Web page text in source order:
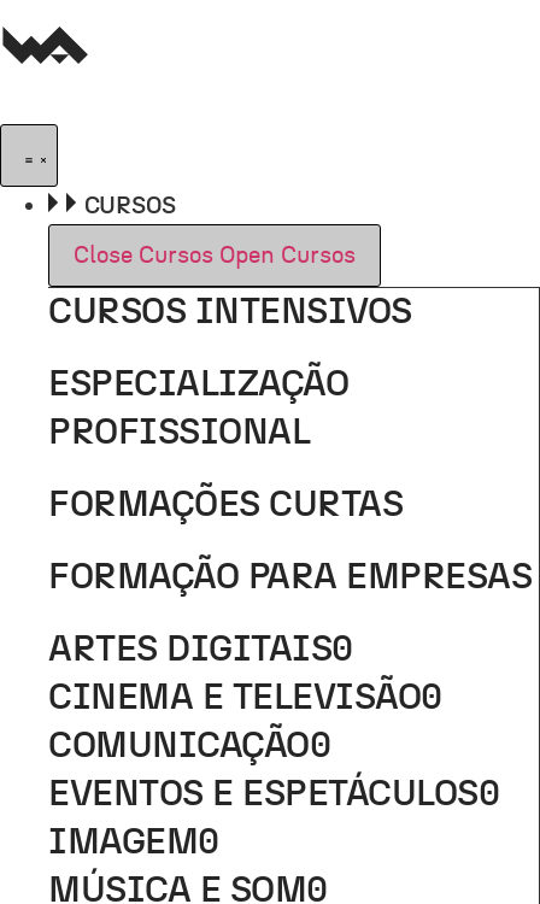
para
conteúdo
CURSOS
Close Cursos Open Cursos
CURSOS INTENSIVOS
ESPECIALIZAÇÃO
PROFISSIONAL
FORMAÇÕES CURTAS
FORMAÇÃO PARA EMPRESAS
ARTES DIGITAIS0
CINEMA E TELEVISÃO0
COMUNICAÇÃO0
EVENTOS E ESPETÁCULOS0
IMAGEM 0
MÚSICA E SOM 0